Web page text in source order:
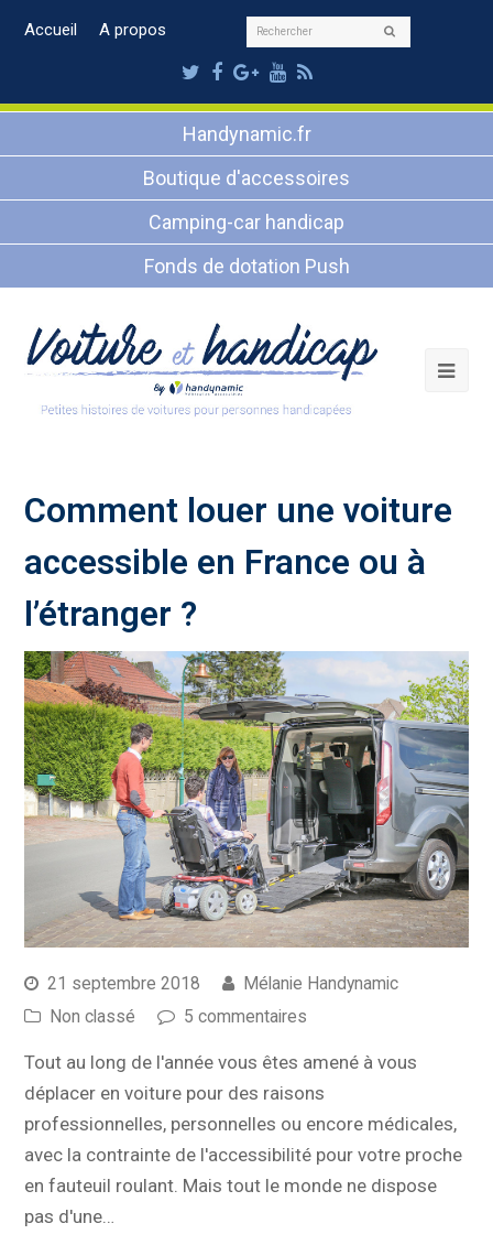
Accueil A propos Rechercher
Twitter
Facebook
Google
Plus
Youtube
RSS
Handynamic.fr
Boutique d'accessoires
Camping-car handicap
Fonds de dotation Push
Comment louer une voiture
accessible en France ou à
l’étranger ?
21 septembre 2018
Mélanie Handynamic
Non classé
5 commentaires
Tout au long de l'année vous êtes amené à vous
déplacer en voiture pour des raisons
professionnelles, personnelles ou encore médicales,
avec la contrainte de l'accessibilité pour votre proche
en fauteuil roulant. Mais tout le monde ne dispose
pas d'une…